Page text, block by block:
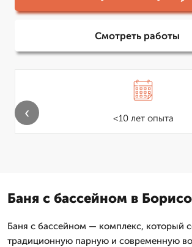
Смотреть работы
<10 лет опыта
‹
Баня с бассейном в
Баня с бассейном — комплекс, который
традиционную парную и современную